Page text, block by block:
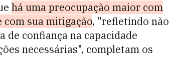
há uma preocupação maior com
com sua mitigação, "refletindo não
de confiança na capacidade
necessárias", completam os